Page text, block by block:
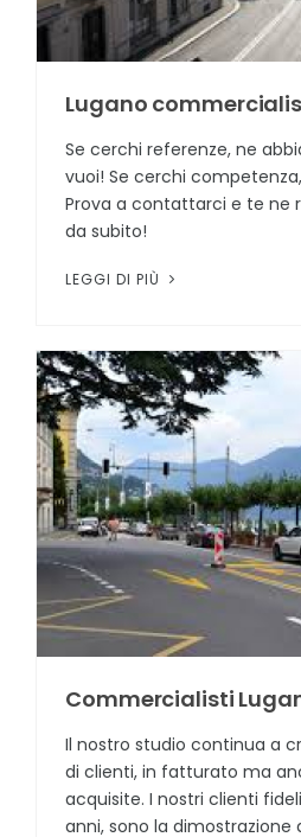
Lugano
Se cerchi referenze, ne
vuoi! Se cerchi
Prova a contattarci e te ne
da subito!
LEGGI DI PIÙ
Commercialisti
Il nostro studio continua a
di clienti, in fatturato ma
acquisite. I nostri clienti
anni, sono la dimostrazione